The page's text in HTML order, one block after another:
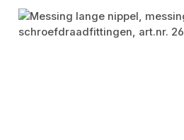
Afbeeldingengalerij overslaan